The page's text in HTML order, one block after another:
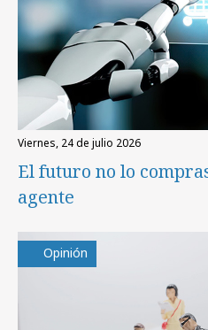
viernes, 24 de julio 2026
El futuro no lo
agente
Opinión